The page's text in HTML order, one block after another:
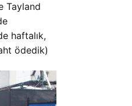
Tayland
haftalık,
ödedik)